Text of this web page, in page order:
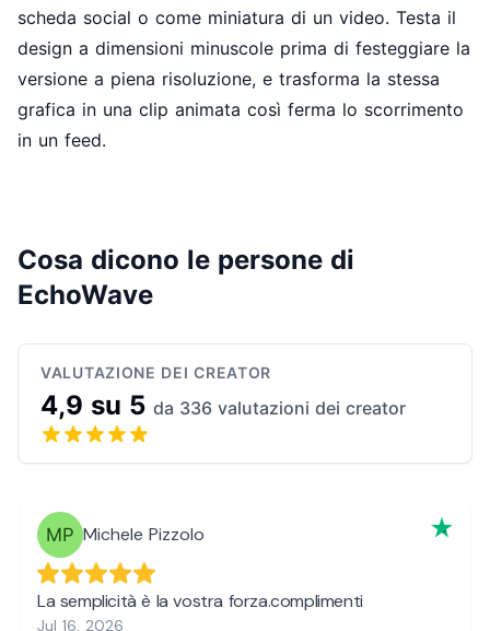
scheda social o come miniatura di un video. Testa il
design a dimensioni minuscole prima di festeggiare la
versione a piena risoluzione, e trasforma la stessa
grafica in una clip animata così ferma lo scorrimento
in un feed.
Cosa dicono le persone di
EchoWave
VALUTAZIONE DEI CREATOR
4,9 su 5 da 336 valutazioni dei creator